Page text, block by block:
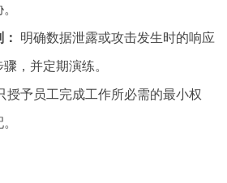
明确数据泄露或攻击发生时的响应
，并定期演练。
授予员工完成工作所必需的最小权